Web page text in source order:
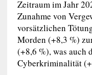
Zeitraum im Jahr
Zunahme von
vorsätzlichen
Morden (+8,3 %)
(+8,6 %), was auch
Cyberkriminalität